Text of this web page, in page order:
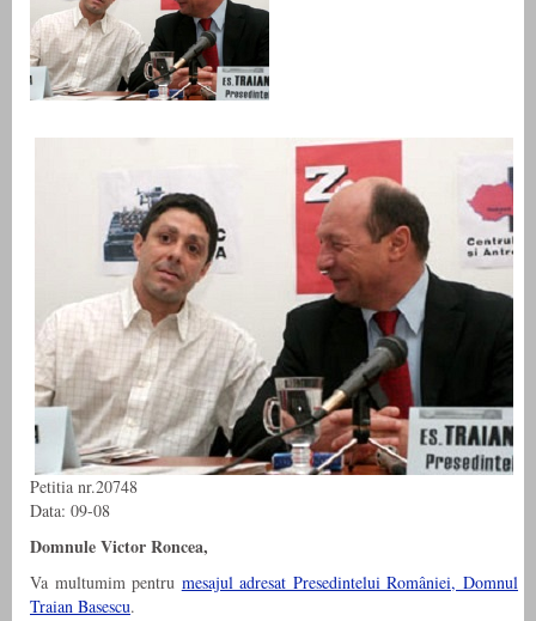
Petitia nr.20748
Data: 09-08
Domnule Victor Roncea,
Va multumim pentru mesajul adresat Presedintelui României, Domnul
Traian Basescu.